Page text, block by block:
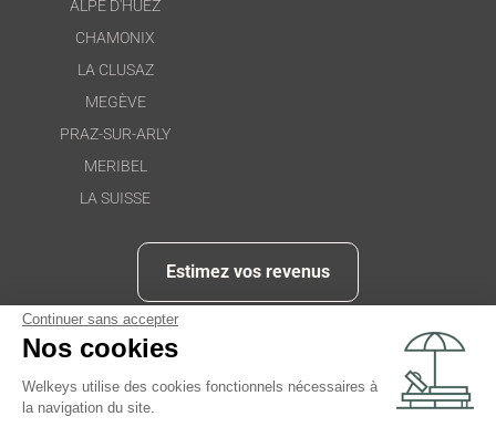
ALPE D'HUEZ
CHAMONIX
LA CLUSAZ
MEGÈVE
PRAZ-SUR-ARLY
MERIBEL
LA SUISSE
Estimez vos revenus
© 2026 welkeys.com. Tous droits réservés.
Continuer sans accepter
Nos cookies
Welkeys utilise des cookies fonctionnels nécessaires à
la navigation du site.